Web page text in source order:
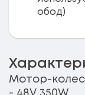
обод)
Мотор-